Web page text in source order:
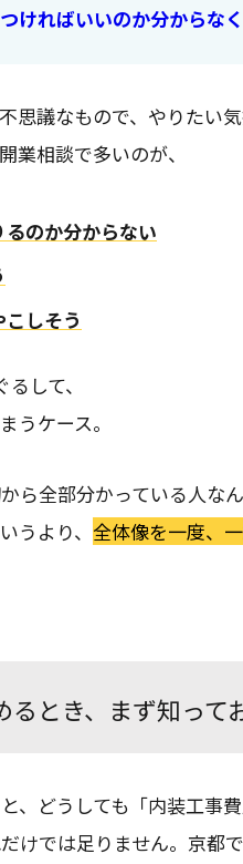
ければいいのか分からなく
思議なもので、やりたい
業相談で多いのが、
のか分からない
しそう
して、
うケース。
ら全部分かっている人な
うより、 全体像を一度、
とき、まず知って
、どうしても「内装工事
けでは足りません。京都